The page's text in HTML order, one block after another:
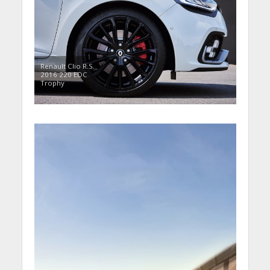
Renault Clio R.S.
2016 220 EDC
Trophy